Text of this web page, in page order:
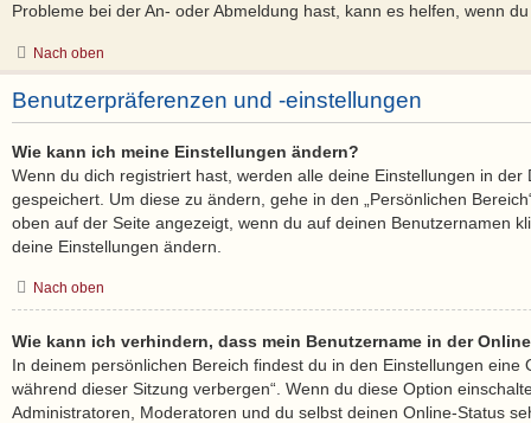
Probleme bei der An- oder Abmeldung hast, kann es helfen, wenn
Nach oben
Benutzerpräferenzen und -einstellungen
Wie kann ich meine Einstellungen ändern?
Wenn du dich registriert hast, werden alle deine Einstellungen in der
gespeichert. Um diese zu ändern, gehe in den „Persönlichen
oben auf der Seite angezeigt, wenn du auf deinen Benutzernamen
deine Einstellungen ändern.
Nach oben
Wie kann ich verhindern, dass mein Benutzername in der
In deinem persönlichen Bereich findest du in den Einstellungen eine
während dieser Sitzung verbergen“. Wenn du diese Option
Administratoren, Moderatoren und du selbst deinen Online-Status